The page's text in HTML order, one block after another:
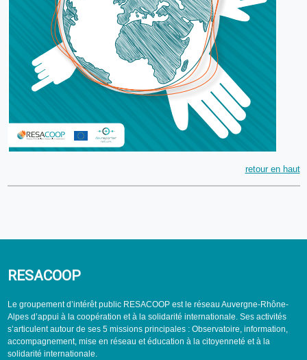
retour en haut
RESACOOP
Le groupement d’intérêt public RESACOOP est le réseau Auvergne-Rhône-
Alpes d’appui à la coopération et à la solidarité internationale. Ses activités
s’articulent autour de ses 5 missions principales : Observatoire, information,
accompagnement, mise en réseau et éducation à la citoyenneté et à la
solidarité internationale.